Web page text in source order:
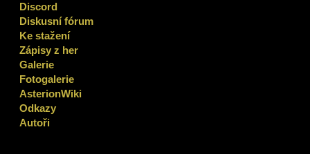
Discord
Diskusní fórum
Ke stažení
Zápisy z her
Galerie
Fotogalerie
AsterionWiki
Odkazy
Autoři